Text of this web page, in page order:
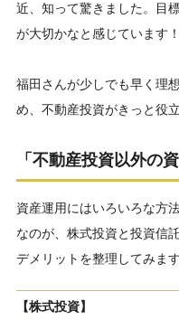
近、知って驚きました。目
が大切かなと感じています！
福田さんが少しでも早く理
め、不動産投資がきっと役
「不動産投資以外の
資産運用にはいろいろな方
なのが、株式投資と投資信
デメリットを整理してみます
【株式投資】